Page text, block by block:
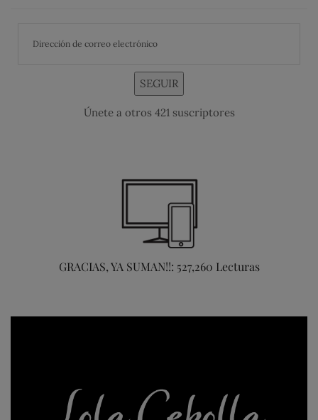
SEGUIR
Únete a otros 421 suscriptores
GRACIAS, YA SUMAN!!: 527,260 Lecturas